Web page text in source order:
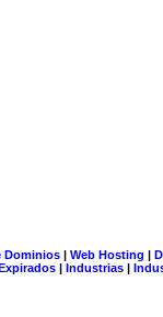
Dominios| Web Hosting |
| Industrias |